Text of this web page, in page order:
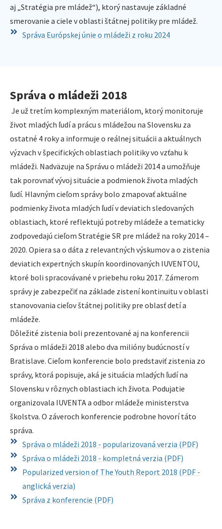
aj „Stratégia pre mládež“), ktorý nastavuje základné
smerovanie a ciele v oblasti štátnej politiky pre mládež.
Správa Európskej únie o mládeži z roku 2024
Správa o mládeži 2018
Je už tretím komplexným materiálom, ktorý monitoruje
život mladých ľudí a prácu s mládežou na Slovensku za
ostatné 4 roky a informuje o reálnej situácii a aktuálnych
výzvach v špecifických oblastiach politiky vo vzťahu k
mládeži. Nadväzuje na Správu o mládeži 2014 a umožňuje
tak porovnať vývoj situácie a podmienok života mladých
ľudí. Hlavným cieľom správy bolo zmapovať aktuálne
podmienky života mladých ľudí v deviatich sledovaných
oblastiach, ktoré reflektujú potreby mládeže a tematicky
zodpovedajú cieľom Stratégie SR pre mládež na roky 2014 –
2020. Opiera sa o dáta z relevantných výskumov a o zistenia
deviatich expertných skupín koordinovaných IUVENTOU,
ktoré boli spracovávané v priebehu roku 2017. Zámerom
správy je zabezpečiť na základe zistení kontinuitu v oblasti
stanovovania cieľov štátnej politiky pre oblasť detí a
mládeže.
Dôležité zistenia boli prezentované aj na konferencii
Správa o mládeži 2018 alebo dva milióny budúcností v
Bratislave. Cieľom konferencie bolo predstaviť zistenia zo
správy, ktorá popisuje, aká je situácia mladých ľudí na
Slovensku v rôznych oblastiach ich života. Podujatie
organizovala IUVENTA a odbor mládeže ministerstva
školstva. O záveroch konferencie podrobne hovorí táto
správa.
Správa o mládeži 2018​ - popularizovaná verzia (PDF)
Správa o mládeži 2018​ - kompletná verzia (PDF)
Popularized version of The Youth Report 2018 (PDF -
anglická verzia)
Správa z konferencie (PDF)